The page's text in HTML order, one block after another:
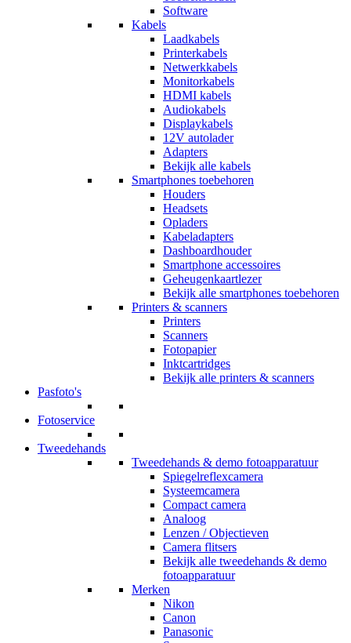
Software
Kabels
Laadkabels
Printerkabels
Netwerkkabels
Monitorkabels
HDMI kabels
Audiokabels
Displaykabels
12V autolader
Adapters
Bekijk alle kabels
Smartphones toebehoren
Houders
Headsets
Opladers
Kabeladapters
Dashboardhouder
Smartphone accessoires
Geheugenkaartlezer
Bekijk alle smartphones toebehoren
Printers & scanners
Printers
Scanners
Fotopapier
Inktcartridges
Bekijk alle printers & scanners
Pasfoto's
Fotoservice
Tweedehands
Tweedehands & demo fotoapparatuur
Spiegelreflexcamera
Systeemcamera
Compact camera
Analoog
Lenzen / Objectieven
Camera flitsers
Bekijk alle tweedehands & demo
fotoapparatuur
Merken
Nikon
Canon
Panasonic